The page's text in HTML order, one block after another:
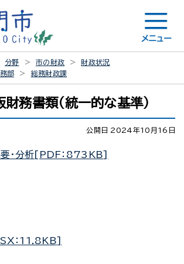
メニュー
分野 市の財政
財政状況
部 総務財政課
務書類（統一的な基準）
公開日 2024年10月16日
・分析[PDF：873KB]
：11.8KB]